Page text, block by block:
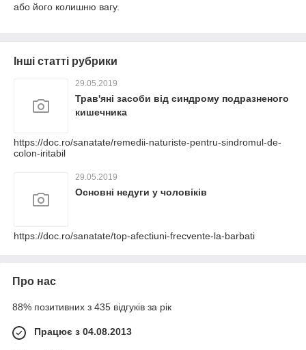
або його колишню вагу.
Інші статті рубрики
29.05.2019
Трав'яні засоби від синдрому подразненого
кишечника
https://doc.ro/sanatate/remedii-naturiste-pentru-sindromul-de-
colon-iritabil
29.05.2019
Основні недуги у чоловіків
https://doc.ro/sanatate/top-afectiuni-frecvente-la-barbati
Про нас
88% позитивних з 435 відгуків за рік
Працює з 04.08.2013